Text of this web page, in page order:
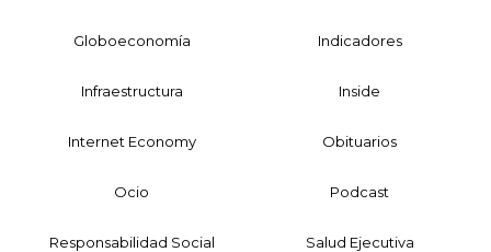
Globoeconomía Indicadores
Infraestructura Inside
Internet Economy Obituarios
Ocio Podcast
Responsabilidad Social Salud Ejecutiva